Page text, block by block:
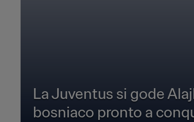
La Juventus si gode
bosniaco pronto a